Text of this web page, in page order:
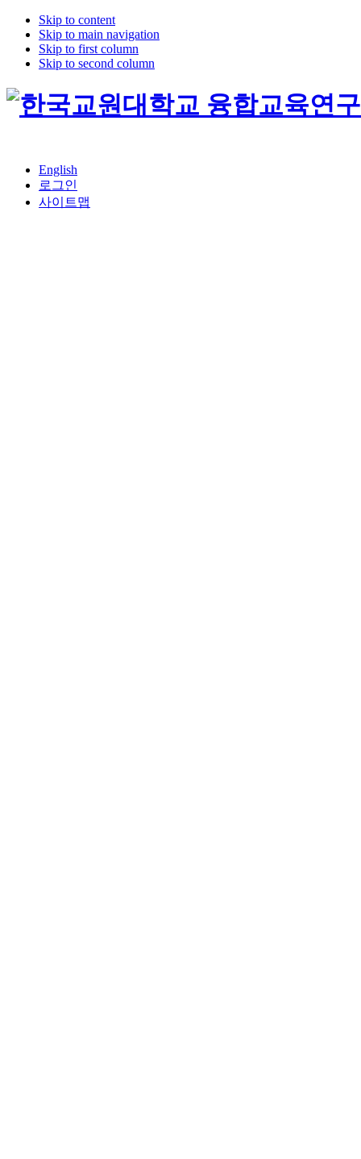
Skip to content
Skip to main navigation
Skip to first column
Skip to second column
English
로그인
사이트맵